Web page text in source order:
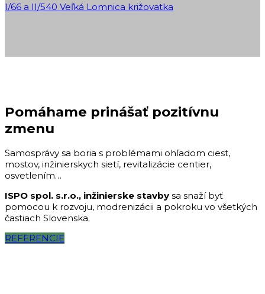
I/66 a II/540 Veľká Lomnica križovatka
Pomáhame prinášať pozitívnu
zmenu
Samosprávy sa boria s problémami ohľadom ciest,
mostov, inžinierskych sietí, revitalizácie centier,
osvetlením…
ISPO spol. s.r.o., inžinierske stavby sa snaží byť
pomocou k rozvoju, modrenizácii a pokroku vo všetkých
častiach Slovenska.
REFERENCIE